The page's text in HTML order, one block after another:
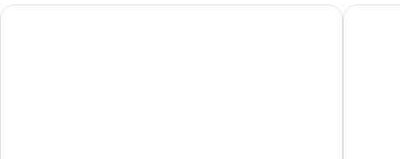
Schloss Wurzen